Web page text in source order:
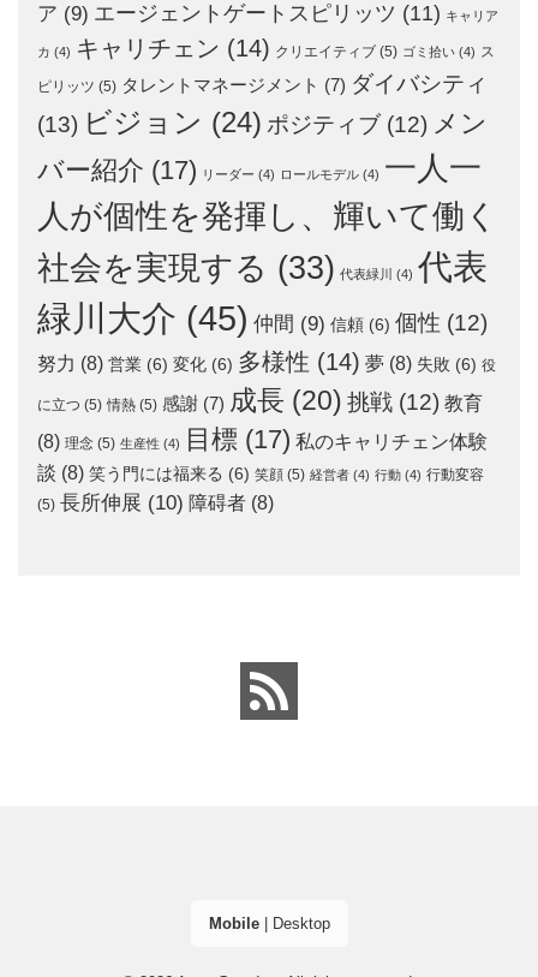
ア (9) エージェントゲートスピリッツ (11) キャリア
カ (4) キャリチェン (14) クリエイティブ (5) ゴミ拾い (4) ス
ピリッツ (5) タレントマネージメント (7) ダイバシティ
(13) ビジョン (24) ポジティブ (12) メン
バー紹介 (17) リーダー (4) ロールモデル (4) 一人一
人が個性を発揮し、輝いて働く
社会を実現する (33) 代表緑川 (4) 代表
緑川大介 (45) 仲間 (9) 信頼 (6) 個性 (12)
努力 (8) 営業 (6) 変化 (6) 多様性 (14) 夢 (8) 失敗 (6) 役
に立つ (5) 情熱 (5) 感謝 (7) 成長 (20) 挑戦 (12) 教育
(8) 理念 (5) 生産性 (4) 目標 (17) 私のキャリチェン体験
談 (8) 笑う門には福来る (6) 笑顔 (5) 経営者 (4) 行動 (4) 行動変容
(5) 長所伸展 (10) 障碍者 (8)
Mobile| Desktop